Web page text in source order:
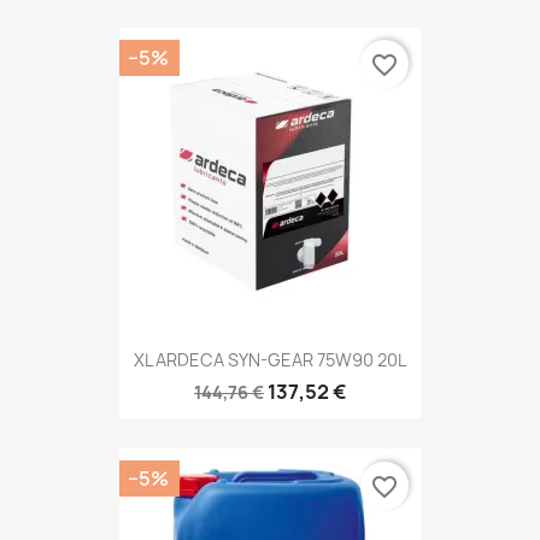
XL ARDECA SYN-GEAR 75W90 20L
144,76 € 137,52 €
−5% favorite_border
−5% favorite_border